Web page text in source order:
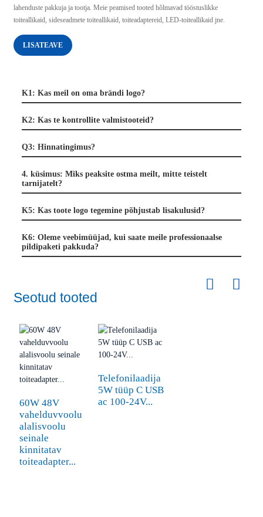
lahenduste pakkuja ja tootja. Meie peamised tooted hõlmavad tööstuslikke
toiteallikaid, sideseadmete toiteallikaid, toiteadaptereid, LED-toiteallikaid jne.
LISATEAVE
K1: Kas meil on oma brändi logo?
K2: Kas te kontrollite valmistooteid?
Q3: Hinnatingimus?
4. küsimus: Miks peaksite ostma meilt, mitte teistelt
tarnijatelt?
K5: Kas toote logo tegemine põhjustab lisakulusid?
K6: Oleme veebimüüjad, kui saate meile professionaalse
pildipaketi pakkuda?
Seotud tooted
60W 48V
vahelduvvoolu
alalisvoolu
seinale
kinnitatav
toiteadapter...
Telefonilaadija
5W tüüp C USB
ac 100-24V...